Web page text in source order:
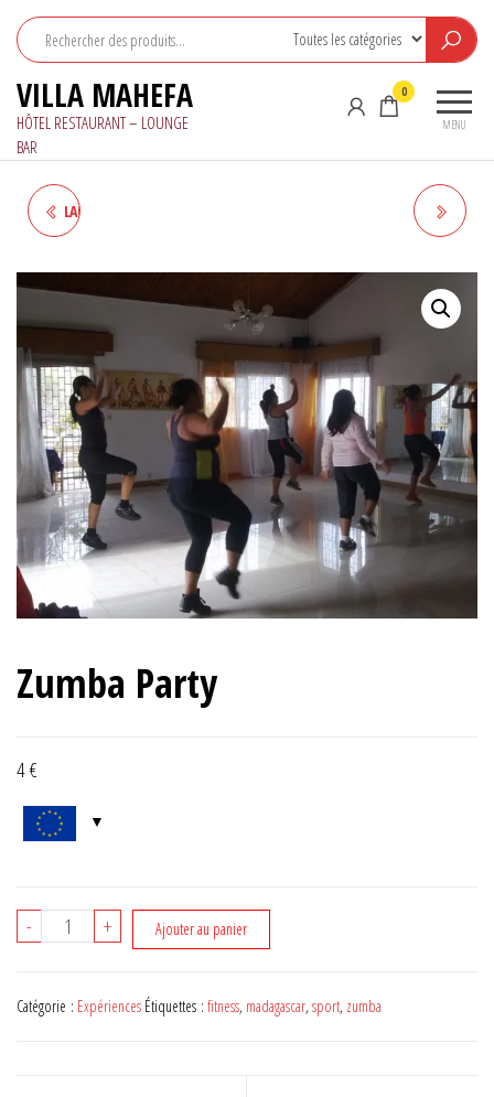
contenu
VILLA MAHEFA
HÔTEL RESTAURANT – LOUNGE
BAR
MENU
0
LAMBAMENA - FORFAIT 120€
Zumba Party
4€
-
quantité
de
Party
+ Ajouter au panier
Catégorie : Expériences Étiquettes : fitness, madagascar, sport, zumba